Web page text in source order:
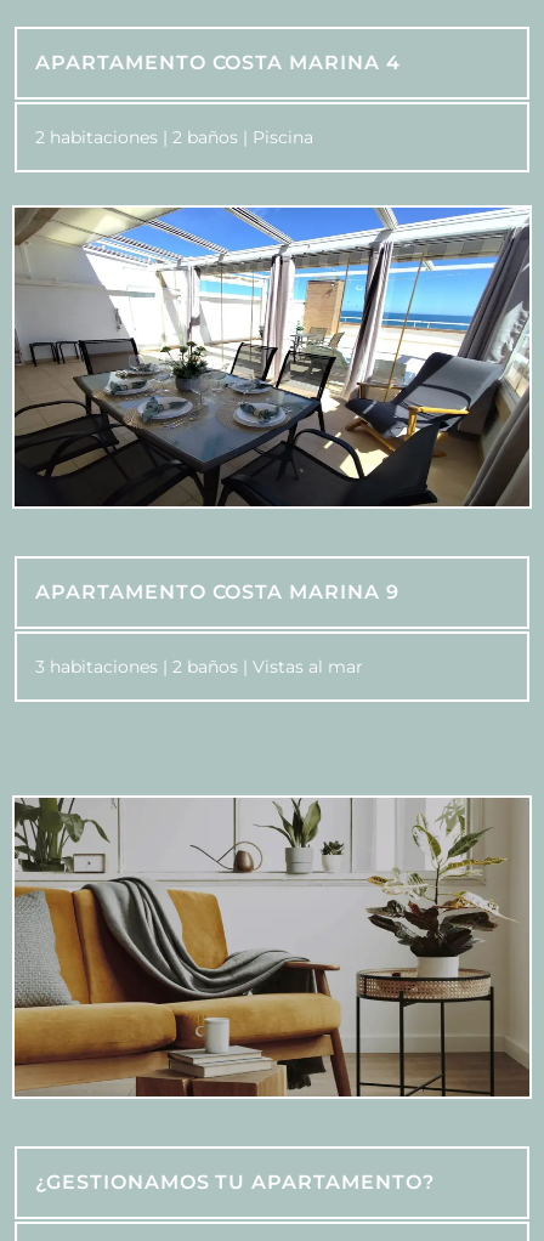
APARTAMENTO COSTA MARINA 4
2 habitaciones | 2 baños | Piscina
APARTAMENTO COSTA MARINA 9
3 habitaciones | 2 baños | Vistas al mar
¿GESTIONAMOS TU APARTAMENTO?